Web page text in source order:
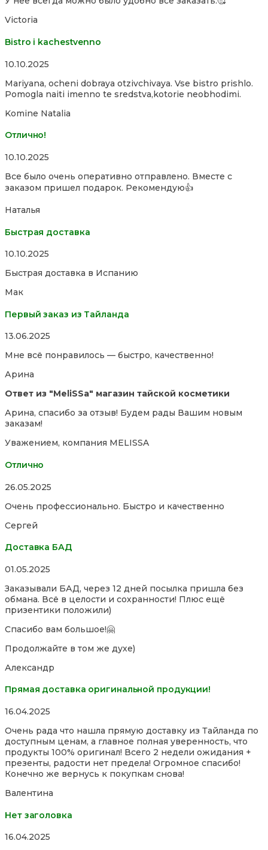
Victoria
Bistro i kachestvenno
Rated
out
of
10.10.2025
Mariyana, ocheni dobraya otzivchivaya. Vse bistro prishlo.
Pomogla naiti imenno te sredstva,kotorie neobhodimi.
Komine Natalia
Отлично!
Rated
out
of
10.10.2025
Все было очень оперативно отправлено. Вместе с
заказом пришел подарок. Рекомендую👍
Наталья
Быстрая доставка
Rated
out
5
10.10.2025
Быстрая доставка в Испанию
Мак
Первый заказ из Тайланда
Rated
out
5
13.06.2025
Мне всё понравилось — быстро, качественно!
Арина
Ответ из "MeliSSa" магазин тайской косметики
Арина, спасибо за отзыв! Будем рады Вашим новым
заказам!
Уважением, компания MELISSA
Отлично
Rated
out
5
26.05.2025
Очень профессионально. Быстро и качественно
Сергей
Доставка БАД
Rated
out
of
5
01.05.2025
Заказывали БАД, через 12 дней посылка пришла без
обмана. Всё в целости и сохранности! Плюс ещё
призентики положили)
Спасибо вам большое!🤗
Продолжайте в том же духе)
Александр
Прямая доставка оригинальной продукции!
Rated
out
of
5
16.04.2025
Очень рада что нашла прямую доставку из Тайланда по
доступным ценам, а главное полная уверенность, что
продукты 100% оригинал! Всего 2 недели ожидания +
презенты, радости нет предела! Огромное спасибо!
Конечно же вернусь к покупкам снова!
Валентина
Нет заголовка
Rated
16.04.2025